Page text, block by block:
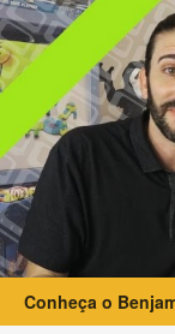
Conheça o